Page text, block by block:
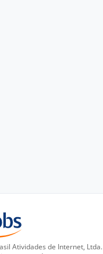
Atividades de Internet, Ltda.